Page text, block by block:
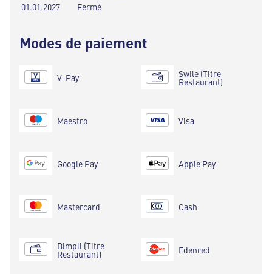
01.01.2027
Fermé
Modes de paiement
V-Pay
Maestro
Google Pay
Mastercard
Bimpli (Titre
Restaurant)
Swile (Titre
Restaurant)
Visa
Apple Pay
Cash
Edenred